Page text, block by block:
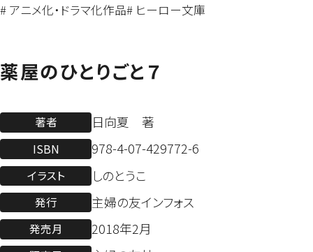
# アニメ化・ドラマ化作品# ヒーロー文庫
薬屋のひとりごと７
著者 日向夏 著
ISBN 978-4-07-429772-6
イラスト しのとうこ
発行 主婦の友インフォス
発売月 2018年2月